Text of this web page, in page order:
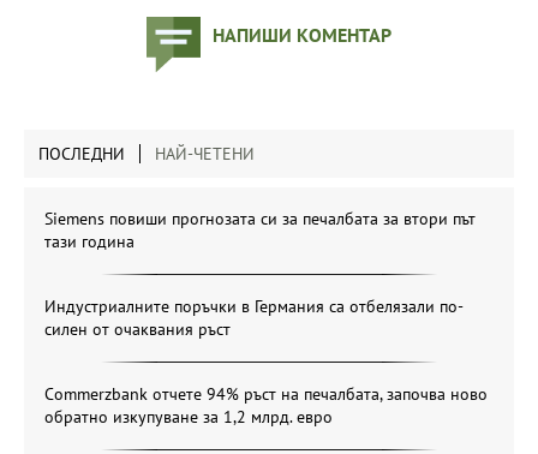
НАПИШИ КОМЕНТАР
ПОСЛЕДНИ НАЙ-ЧЕТЕНИ
Siemens повиши прогнозата си за печалбата за втори път
тази година
Индустриалните поръчки в Германия са отбелязали по-
силен от очаквания ръст
Commerzbank отчете 94% ръст на печалбата, започва ново
обратно изкупуване за 1,2 млрд. евро